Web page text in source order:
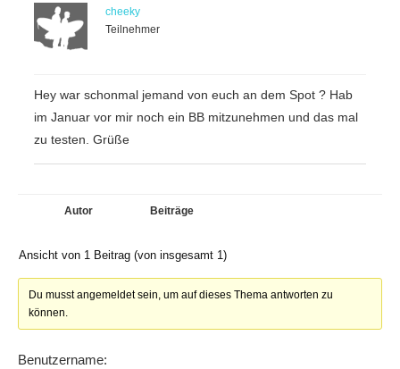
cheeky
Teilnehmer
Hey war schonmal jemand von euch an dem Spot ? Hab
im Januar vor mir noch ein BB mitzunehmen und das mal
zu testen. Grüße
Autor Beiträge
Ansicht von 1 Beitrag (von insgesamt 1)
Du musst angemeldet sein, um auf dieses Thema antworten zu
können.
Benutzername: